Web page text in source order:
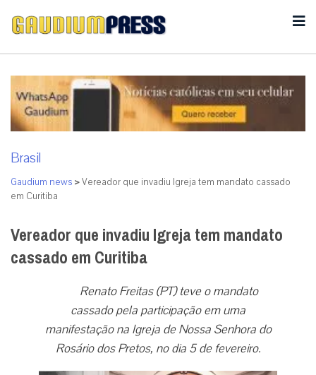
Brasil
Gaudium news >Vereador que invadiu Igreja tem mandato cassado
em Curitiba
Vereador que invadiu Igreja tem mandato
cassado em Curitiba
Renato Freitas (PT) teve o mandato
cassado pela participação em uma
manifestação na Igreja de Nossa Senhora do
Rosário dos Pretos, no dia 5 de fevereiro.